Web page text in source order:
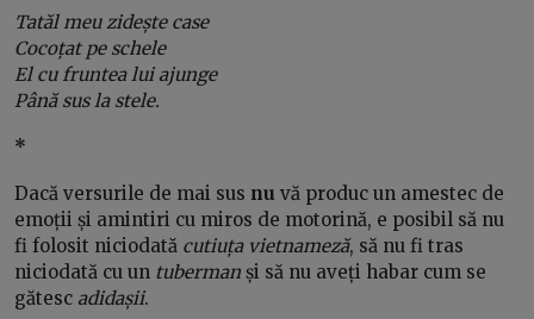
Tatăl meu zidește case
Cocoțat pe schele
El cu fruntea lui ajunge
Până sus la stele.
*
Dacă versurile de mai sus nu vă produc un amestec de
emoții și amintiri cu miros de motorină, e posibil să nu
fi folosit niciodată cutiuța vietnameză, să nu fi tras
niciodată cu un tuberman și să nu aveți habar cum se
gătesc adidașii.